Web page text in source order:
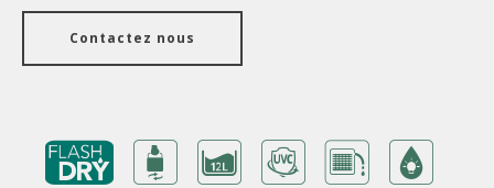
Contactez nous